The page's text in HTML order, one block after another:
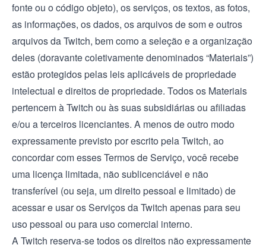
fonte ou o código objeto), os serviços, os textos, as fotos,
as informações, os dados, os arquivos de som e outros
arquivos da Twitch, bem como a seleção e a organização
deles (doravante coletivamente denominados “Materiais”)
estão protegidos pelas leis aplicáveis de propriedade
intelectual e direitos de propriedade. Todos os Materiais
pertencem à Twitch ou às suas subsidiárias ou afiliadas
e/ou a terceiros licenciantes. A menos de outro modo
expressamente previsto por escrito pela Twitch, ao
concordar com esses Termos de Serviço, você recebe
uma licença limitada, não sublicenciável e não
transferível (ou seja, um direito pessoal e limitado) de
acessar e usar os Serviços da Twitch apenas para seu
uso pessoal ou para uso comercial interno.
A Twitch reserva-se todos os direitos não expressamente